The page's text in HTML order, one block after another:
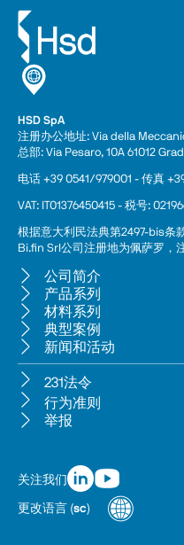
HSD SpA
注册办公地址: Via della
总部: Via Pesaro, 10A 61012
电话 +39 0541/979001 - 传真
VAT: IT01376450415 - 税号:
根据意大利民法典第2497-bis条
Bi.fin Srl公司注册地为佩萨罗，
公司简介
产品系列
材料系列
典型案例
新闻和活动
231法令
行为准则
举报
关注我们
更改语言 (sc)